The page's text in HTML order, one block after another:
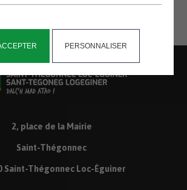
PERSONNALISER
2, place de la Mairie
Saint-Thégonnec
Saint-Thégonnec Loc-Éguiner